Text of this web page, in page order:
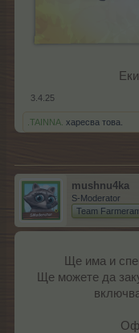
3.4.25
.TAINNA. харесва това.
mushnu4ka
S-Moderator
Team
Ще има и
Ще можете да